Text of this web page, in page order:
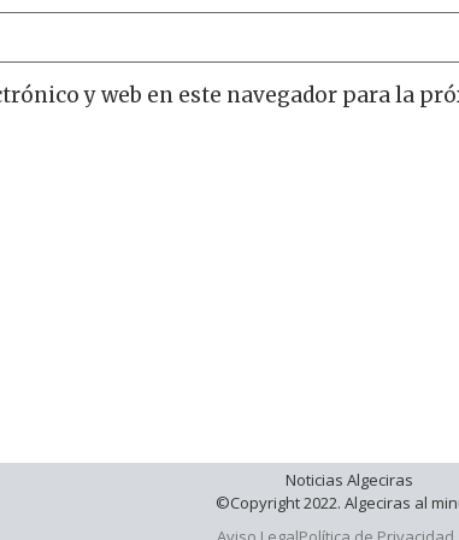
y web en este navegador para la
Noticias Algeciras
©Copyright 2022. Algeciras al